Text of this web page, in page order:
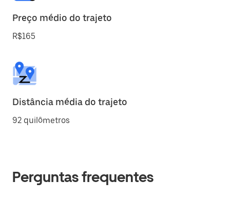
Preço médio do trajeto
R$165
Distância média do trajeto
92 quilômetros
Perguntas frequentes